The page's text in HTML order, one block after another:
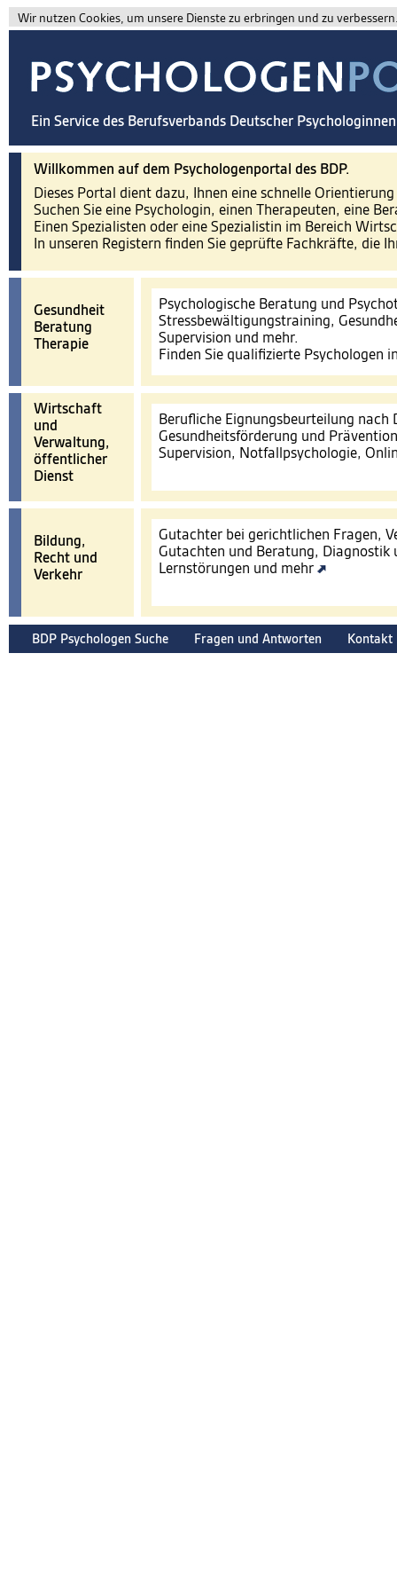
Wir nutzen Cookies, um unsere Dienste zu erbringen und zu
Ein Service des Berufsverbands Deutscher
Willkommen auf dem Psychologenportal des BDP.
Dieses Portal dient dazu, Ihnen eine schnelle
Suchen Sie eine Psychologin, einen Therapeuten, eine
Einen Spezialisten oder eine Spezialistin im Bereich
In unseren Registern finden Sie geprüfte Fachkräfte, die
Gesundheit
Beratung
Therapie
Psychologische Beratung und
Stressbewältigungstraining,
Supervision und mehr.
Finden Sie qualifizierte Psychologen
Wirtschaft
und
Verwaltung,
öffentlicher
Dienst
Berufliche Eignungsbeurteilung nach
Gesundheitsförderung und
Supervision, Notfallpsychologie,
Bildung,
Recht und
Verkehr
Gutachter bei gerichtlichen Fragen,
Gutachten und Beratung, Diagnostik
Lernstörungen und mehr
BDP Psychologen Suche Fragen und Antworten Kontakt